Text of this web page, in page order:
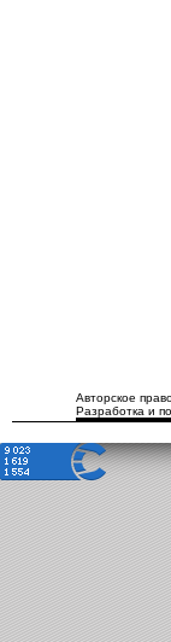
Авторское
Разработка и